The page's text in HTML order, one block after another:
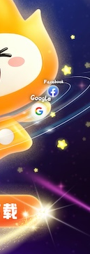
反对 [0]
持[0] 反对[0]